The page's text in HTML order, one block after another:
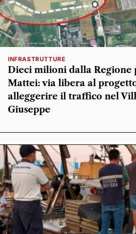
INFRASTRUTTURE
Dieci milioni dalla Regione
Mattei: via libera al
alleggerire il traffico nel
Giuseppe